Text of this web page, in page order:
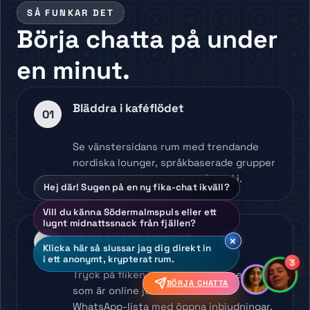
SÅ FUNKAR DET
Börja chatta på under
en minut.
01 Bläddra i kaféflödet
Se vänstersidans rum med trendande
nordiska lounger, språkbaserade grupper
och stadscirklar redo att gå med i.
02 Växla till live-översikt
Tryck på fliken Personer för att se vem
som är online just nu – som en
WhatsApp-lista med öppna inbjudningar.
Hej där! Sugen på en ny fika-chat ikväll?
Vill du känna Södermalmspuls eller ett
lugnt midnattssnack från fjällen?
Klicka här så slussar jag dig direkt in
i ett anonymt, krypterat rum.
×
BÖRJA CHATTA
3